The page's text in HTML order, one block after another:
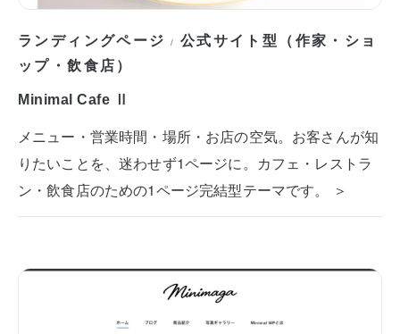
ランディングページ / 公式サイト型（作家・ショ
ップ・飲食店）
Minimal Cafe Ⅱ
メニュー・営業時間・場所・お店の空気。お客さんが知
りたいことを、迷わせず1ページに。カフェ・レストラ
ン・飲食店のための1ページ完結型テーマです。 ＞